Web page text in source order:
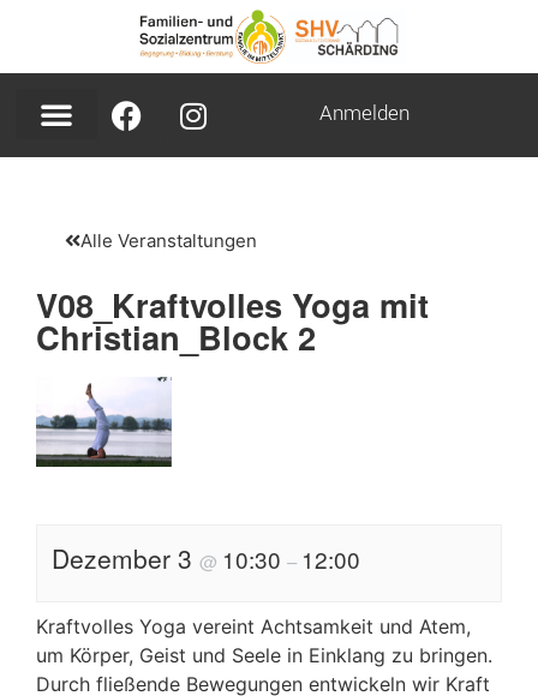
Anmelden
Alle Veranstaltungen
V08_Kraftvolles Yoga mit
Christian_Block 2
Dezember 3 @ 10:30 – 12:00
Kraftvolles Yoga vereint Achtsamkeit und Atem,
um Körper, Geist und Seele in Einklang zu bringen.
Durch fließende Bewegungen entwickeln wir Kraft